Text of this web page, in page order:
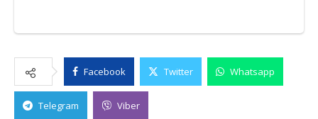
Facebook Twitter Whatsapp
Telegram Viber